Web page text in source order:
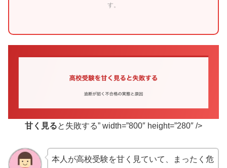
す。
甘く見ると失敗する” width=”800″ height=”280″ />
本人が高校受験を甘く見ていて、まったく危